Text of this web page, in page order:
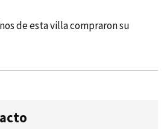
de esta villa compraron su